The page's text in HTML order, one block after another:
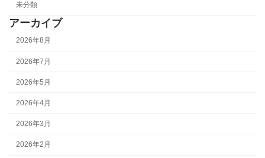
未分類
アーカイブ
2026年8月
2026年7月
2026年5月
2026年4月
2026年3月
2026年2月